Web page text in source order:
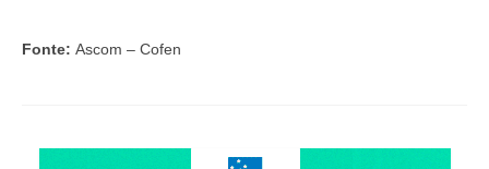
Notícias
Fonte: Ascom – Cofen